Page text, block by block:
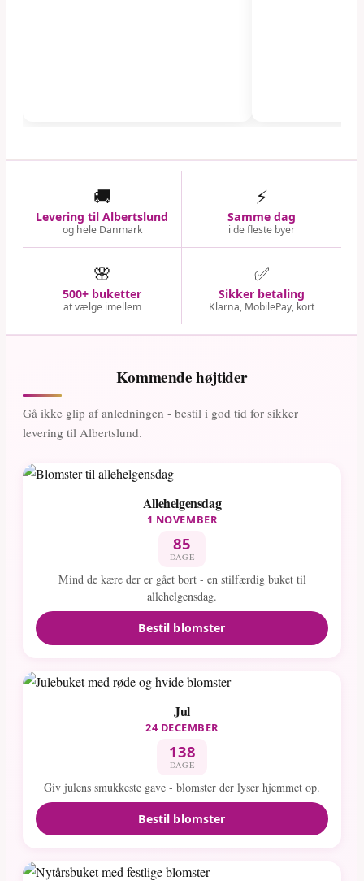
🚚
Levering til Albertslund
og hele Danmark
⚡
Samme dag
i de fleste byer
🌸
500+ buketter
at vælge imellem
✅
Sikker betaling
Klarna, MobilePay, kort
Kommende højtider
Gå ikke glip af anledningen - bestil i god tid for sikker
levering til Albertslund.
Allehelgensdag
1 NOVEMBER
85
DAGE
Mind de kære der er gået bort - en stilfærdig buket til
allehelgensdag.
Bestil blomster
Jul
24 DECEMBER
138
DAGE
Giv julens smukkeste gave - blomster der lyser hjemmet op.
Bestil blomster